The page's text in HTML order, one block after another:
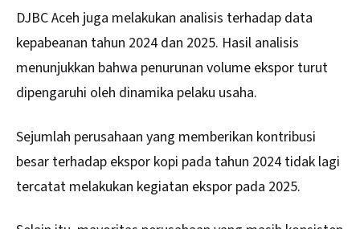
DJBC Aceh juga melakukan analisis terhadap data
kepabeanan tahun 2024 dan 2025. Hasil analisis
menunjukkan bahwa penurunan volume ekspor turut
dipengaruhi oleh dinamika pelaku usaha.
Sejumlah perusahaan yang memberikan kontribusi
besar terhadap ekspor kopi pada tahun 2024 tidak lagi
tercatat melakukan kegiatan ekspor pada 2025.